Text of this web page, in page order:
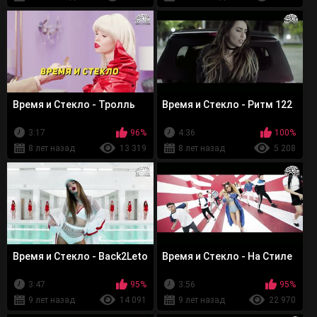
Время и Стекло - Тролль
3:17
96%
8 лет назад
13 319
Время и Стекло - Ритм 122
4:36
100%
8 лет назад
5 208
Время и Стекло - Back2Leto
3:47
95%
9 лет назад
14 091
Время и Стекло - На Стиле
3:56
95%
9 лет назад
22 970